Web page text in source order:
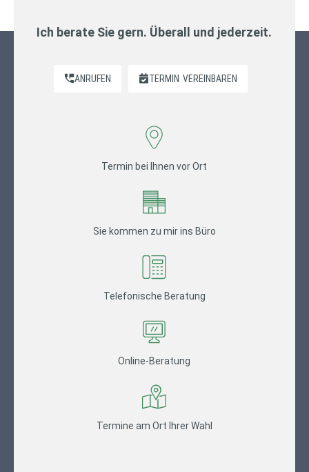
Ich berate Sie gern. Überall und jederzeit.
ANRUFEN TERMIN VEREINBAREN
Termin bei Ihnen vor Ort
Sie kommen zu mir ins Büro
Telefonische Beratung
Online-Beratung
Termine am Ort Ihrer Wahl